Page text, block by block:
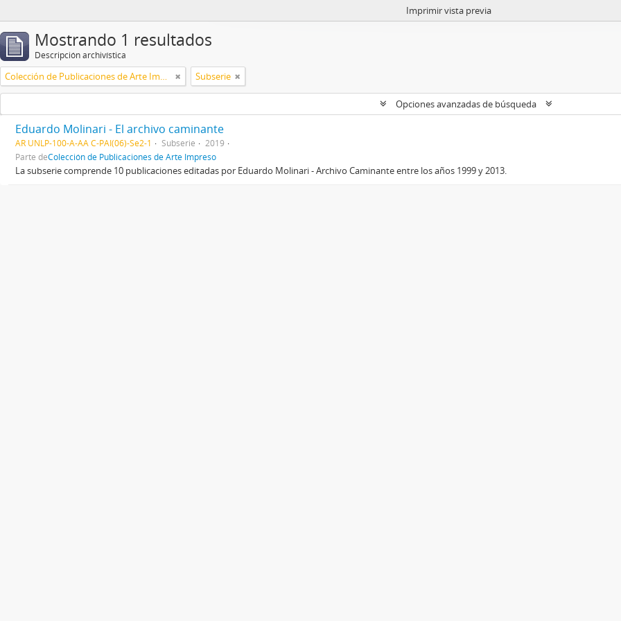
Imprimir vista previa
Mostrando 1 resultados
Descripción archivística
Colección de Publicaciones de Arte Impreso Subserie
Opciones avanzadas de búsqueda
Eduardo Molinari - El archivo caminante
AR UNLP-100-A-AA C-PAI(06)-Se2-1 Subserie
2019
Parte deColección de Publicaciones de Arte Impreso
La subserie comprende 10 publicaciones editadas por Eduardo Molinari - Archivo Caminante entre los años 1999 y 2013.